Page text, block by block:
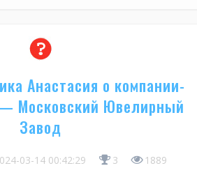
Анастасия о компании-
Московский Ювелирный
Завод
03-14 00:42:29 3 1889